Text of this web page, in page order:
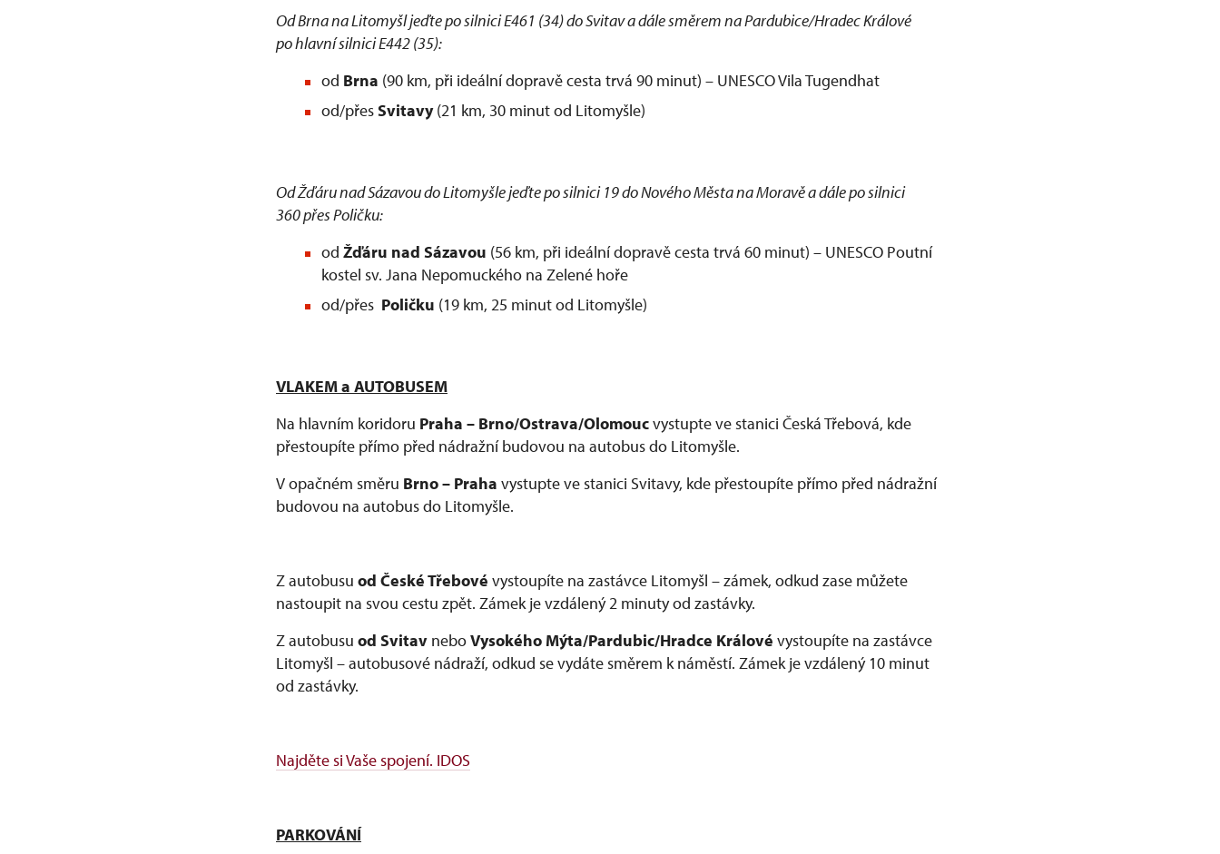
Od Brna na Litomyšl jeďte po silnici E461 (34) do Svitav a dále směrem na Pardubice/Hradec Králové
po hlavní silnici E442 (35):
od Brna (90 km, při ideální dopravě cesta trvá 90 minut) – UNESCO Vila Tugendhat
od/přes Svitavy(21 km, 30 minut od Litomyšle)
Od Žďáru nad Sázavou do Litomyšle jeďte po silnici 19 do Nového Města na Moravě a dále po silnici
360 přes Poličku:
od Žďáru nad Sázavou (56 km, při ideální dopravě cesta trvá 60 minut) – UNESCO Poutní
kostel sv. Jana Nepomuckého na Zelené hoře
od/přes Poličku (19 km, 25 minut od Litomyšle)
VLAKEM a AUTOBUSEM
Na hlavním koridoru Praha – Brno/Ostrava/Olomoucvystupte ve stanici Česká Třebová, kde
přestoupíte přímo před nádražní budovou na autobus do Litomyšle.
V opačném směru Brno – Praha vystupte ve stanici Svitavy, kde přestoupíte přímo před nádražní
budovou na autobus do Litomyšle.
Z autobusu od České Třebové vystoupíte na zastávce Litomyšl – zámek, odkud zase můžete
nastoupit na svou cestu zpět. Zámek je vzdálený 2 minuty od zastávky.
Z autobusu od Svitav neboVysokého Mýta/Pardubic/Hradce Králové vystoupíte na zastávce
Litomyšl – autobusové nádraží, odkud se vydáte směrem k náměstí. Zámek je vzdálený 10 minut
od zastávky.
Najděte si Vaše spojení. IDOS
PARKOVÁNÍ